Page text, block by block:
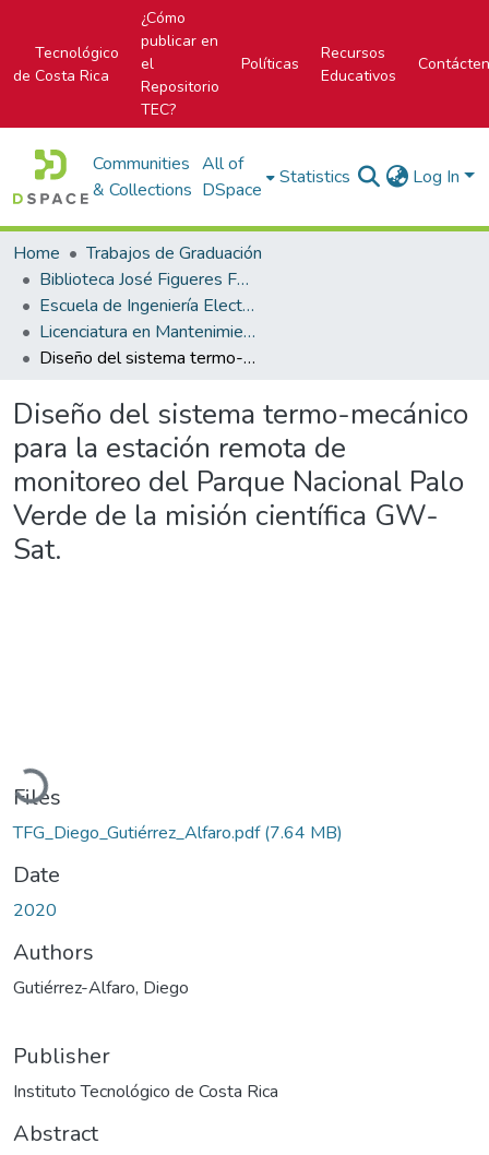
Tecnológico
de Costa Rica
¿Cómo
publicar en
el
Repositorio
TEC?
Políticas
Recursos
Educativos
Communities
& Collections
All of
DSpace
Statistics Log In
Home
Trabajos de Graduación
Biblioteca José Figueres Ferrer
Escuela de Ingeniería Electromecánica
Licenciatura en Mantenimiento Industrial
Diseño del sistema termo-mecánico para la estación remota de monitoreo del Parque Nacional Palo Verde de la misión científica GW-Sat.
Diseño del sistema termo-mecánico
para la estación remota de
monitoreo del Parque Nacional Palo
Verde de la misión científica GW-
Sat.
Loading...
Files
TFG_Diego_Gutiérrez_Alfaro.pdf(7.64 MB)
Date
2020
Authors
Gutiérrez-Alfaro, Diego
Publisher
Instituto Tecnológico de Costa Rica
Abstract